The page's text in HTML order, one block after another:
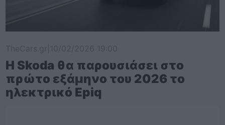
Η Skoda θα παρουσιάσει στο
πρώτο εξάμηνο του 2026 το
ηλεκτρικό Epiq